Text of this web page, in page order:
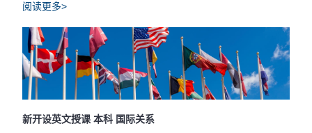
阅读更多>
新开设英文授课 本科 国际关系